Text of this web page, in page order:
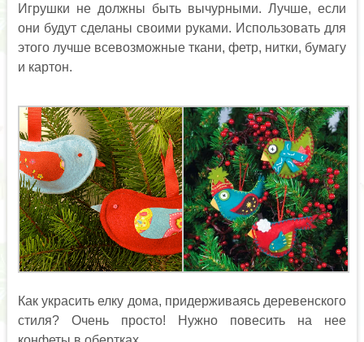
Игрушки не должны быть вычурными. Лучше, если
они будут сделаны своими руками. Использовать для
этого лучше всевозможные ткани, фетр, нитки, бумагу
и картон.
Как украсить елку дома, придерживаясь деревенского
стиля? Очень просто! Нужно повесить на нее